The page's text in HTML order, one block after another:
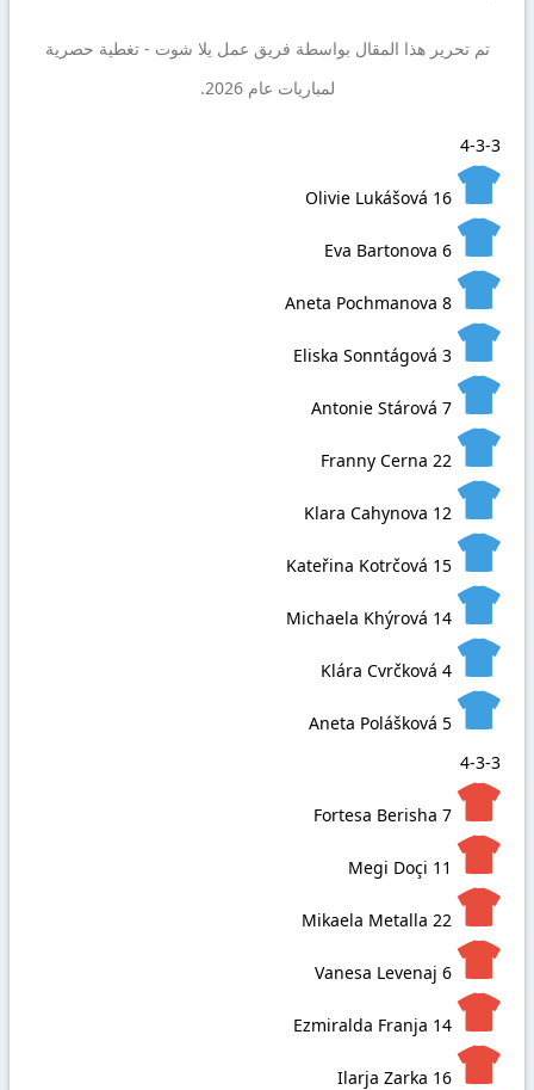
تم تحرير هذا المقال بواسطة فريق عمل يلا شوت - تغطية حصرية
لمباريات عام 2026.
4-3-3
16
Olivie Lukášová
6
Eva Bartonova
8
Aneta Pochmanova
3
Eliska Sonntágová
7
Antonie Stárová
22
Franny Cerna
12
Klara Cahynova
15
Kateřina Kotrčová
14
Michaela Khýrová
4
Klára Cvrčková
5
Aneta Polášková
4-3-3
7
Fortesa Berisha
11
Megi Doçi
22
Mikaela Metalla
6
Vanesa Levenaj
14
Ezmiralda Franja
16
Ilarja Zarka